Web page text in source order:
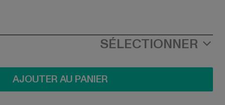
SÉLECTIONNER
AJOUTER AU PANIER